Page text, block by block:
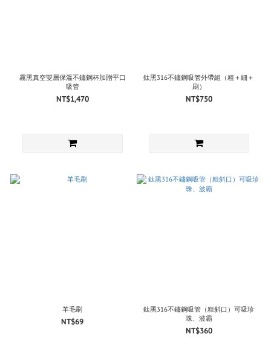
霧黑真空雙層保溫不鏽鋼杯加贈平口
吸管
NT$1,470
鈦黑316不鏽鋼吸管外帶組（粗＋細＋
刷）
NT$750
羊毛刷
NT$69
鈦黑316不鏽鋼吸管（粗斜口）可吸珍
珠、波霸
NT$360